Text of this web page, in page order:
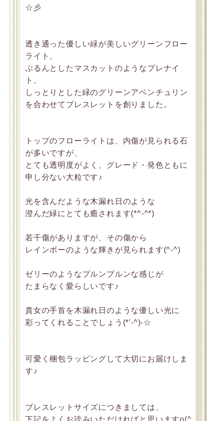
☆彡
透き通った優しい緑が美しいグリーンフロー
ライト、
ぷるんとしたマスカットのようなプレナイ
ト、
しっとりとした緑のグリーンアベンチュリン
を合わせてブレスレットを創りました。
トップのフローライトは、内傷が見られる石
が多いですが、
とても透明度がよく、グレード・発色ともに
申し分ない大粒です♪
光を含んだような木漏れ日のような
澄んだ緑にとても癒されます(*^-^*)
若干傷がありますが、その傷から
レインボーのような輝きが見られます(^-^)
ゼリーのようなプルンプルンな感じが
たまらなく愛らしいです♪
貴女の手首を木漏れ日のような優しい光に
彩ってくれることでしょう(*'-^)-☆
可愛く梱包ラッピングして大切にお届けしま
す♪
ブレスレットサイズにつきましては、
下記をよくお読みいただければと思いますo(^